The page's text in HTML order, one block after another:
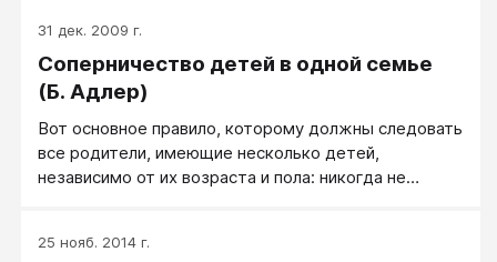
31 дек. 2009 г.
Соперничество детей в одной семье
(Б. Адлер)
Вот основное правило, которому должны следовать
все родители, имеющие несколько детей,
независимо от их возраста и пола: никогда не
сидеть прямо, как твой брат?», разве только если
25 нояб. 2014 г.